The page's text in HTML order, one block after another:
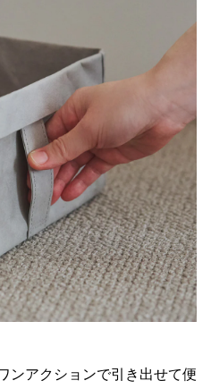
ンアクションで引き出せて便